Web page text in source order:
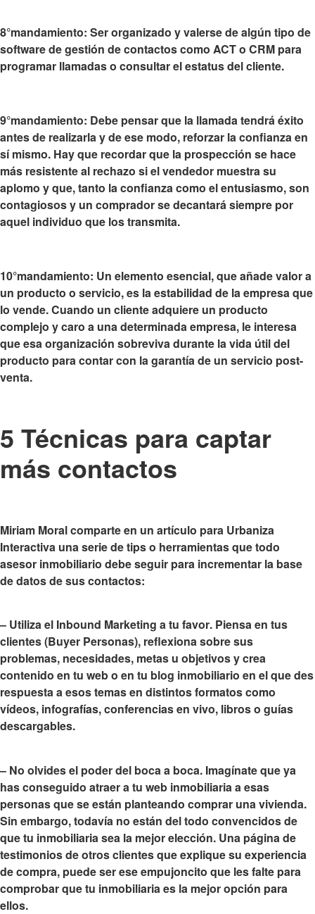
8°mandamiento: Ser organizado y valerse de algún tipo de
software de gestión de contactoscomo ACT o CRM para
programar llamadas o consultar el estatus del cliente.
9°mandamiento: Debe pensar que la llamada tendrá éxito
antes de realizarlay de ese modo, reforzar la confianza en
sí mismo. Hay que recordar que la prospección se hace
más resistente al rechazo si el vendedor muestra su
aplomo y que, tanto la confianza como el entusiasmo, son
contagiosos y un comprador se decantará siempre por
aquel individuo que los transmita.
10°mandamiento: Un elemento esencial, que añade valor a
un producto o servicio, es la estabilidad de la empresa que
lo vende. Cuando un cliente adquiere un producto
complejo y caro a una determinada empresa, le interesa
que esa organización sobreviva durante la vida útil del
producto para contar con la garantía de un servicio post-
venta.
5 Técnicas para captar
más contactos
Miriam Moral comparte en un artículo para Urbaniza
Interactiva una serie de tips o herramientas que todo
asesor inmobiliario debe seguir para incrementar la base
de datos de sus contactos:
– Utiliza el Inbound Marketing a tu favor. Piensa en tus
clientes (Buyer Personas), reflexiona sobre sus
problemas, necesidades, metas u objetivos y crea
contenido en tu web o en tu blog inmobiliario en el que des
respuesta a esos temas en distintos formatos como
vídeos, infografías, conferencias en vivo, libros o guías
descargables.
– No olvides el poder del boca a boca. Imagínate que ya
has conseguido atraer a tu web inmobiliaria a esas
personas que se están planteando comprar una vivienda.
Sin embargo, todavía no están del todo convencidos de
que tu inmobiliaria sea la mejor elección. Una página de
testimonios de otros clientes que explique su experiencia
de compra, puede ser ese empujoncito que les falte para
comprobar que tu inmobiliaria es la mejor opción para
ellos.